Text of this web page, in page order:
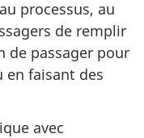
processus, au
de remplir
de passager pour
en faisant des
avec